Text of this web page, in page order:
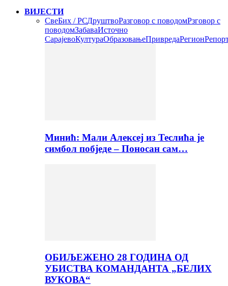
ВИЈЕСТИ
СвеБих / РСДруштвоРазговор с поводомРзговор с
поводомЗабаваИсточно
СарајевоКултураОбразовањеПривредаРегион
Минић: Мали Алексеј из Теслића је
симбол побједе – Поносан сам…
ОБИЉЕЖЕНО 28 ГОДИНА ОД
УБИСТВА КОМАНДАНТА „БЕЛИХ
ВУКОВА“